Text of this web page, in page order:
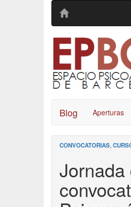
Blog Aperturas
CONVOCATORIAS,